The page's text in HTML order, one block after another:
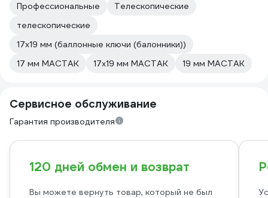
Профессиональные
Телескопические
телескопические
17х19 мм (баллонные ключи (балонники))
17 мм МАСТАК
17х19 мм МАСТАК 19 мм МАСТАК
Сервисное обслуживание
Гарантия производителя
120 дней обмен и возврат
Вы можете вернуть товар, который не был